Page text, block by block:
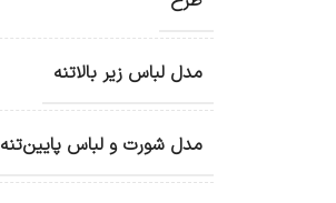
مدل لباس زیر بالاتنه
مدل شورت و لباس پایین‌تنه